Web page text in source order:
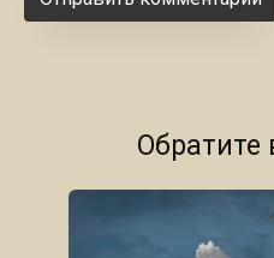
Обратите